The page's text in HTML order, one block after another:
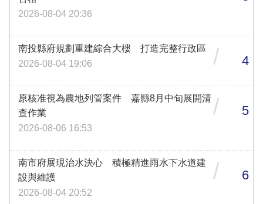
2026-08-04 20:36
南投縣府規劃重建綜合大樓 打造完整行政區
2026-08-04 19:06
/ 4
原核准視為農地列管案件 嘉縣8月中旬展開清
查作業
2026-08-06 16:53
/ 5
南市府展現治水決心 積極精進雨水下水道建
設與維護
2026-08-04 20:52
/ 6